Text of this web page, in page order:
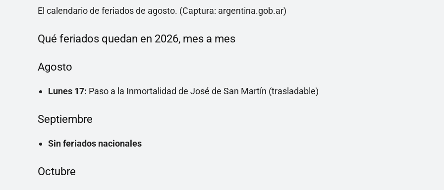
El calendario de feriados de agosto. (Captura: argentina.gob.ar)
Qué feriados quedan en 2026, mes a mes
Agosto
Lunes 17: Paso a la Inmortalidad de José de San Martín (trasladable)
Septiembre
Sin feriados nacionales
Octubre